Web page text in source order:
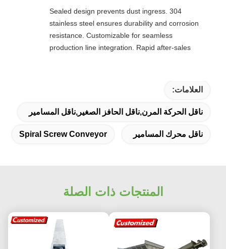
Sealed design prevents dust ingress. 304
stainless steel ensures durability and corrosion
resistance. Customizable for seamless
production line integration. Rapid after-sales
العلامات:
ناقل الحركة المرن,ناقل الحافز الصغير,ناقل المسامير
ناقل محرك المسامير Spiral Screw Conveyor
المنتجات ذات الصلة